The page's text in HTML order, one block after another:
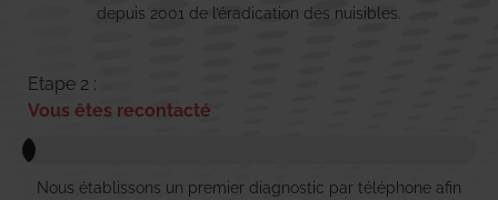
depuis 2001 de l’éradication des nuisibles.
Etape 2 :
Vous êtes recontacté
Nous établissons un premier diagnostic par téléphone afin